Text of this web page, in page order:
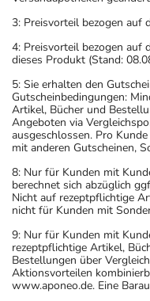
3: Preisvorteil bezogen auf
4: Preisvorteil bezogen auf
dieses Produkt (Stand:
5: Sie erhalten den
Gutscheinbedingungen:
Artikel, Bücher und
Angeboten via
ausgeschlossen. Pro
mit anderen Gutscheinen,
8: Nur für Kunden mit
berechnet sich abzüglich
Nicht auf rezeptpflichtige
nicht für Kunden mit
9: Nur für Kunden mit
rezeptpflichtige Artikel,
Bestellungen über
Aktionsvorteilen
www.aponeo.de. Eine